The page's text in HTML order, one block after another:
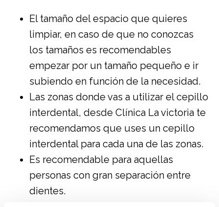
El tamaño del espacio que quieres
limpiar, en caso de que no conozcas
los tamaños es recomendables
empezar por un tamaño pequeño e ir
subiendo en función de la necesidad.
Las zonas donde vas a utilizar el cepillo
interdental, desde Clínica La victoria te
recomendamos que uses un cepillo
interdental para cada una de las zonas.
Es recomendable para aquellas
personas con gran separación entre
dientes.